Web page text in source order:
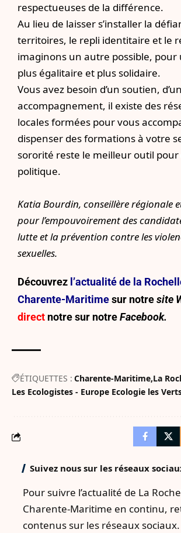
respectueuses de la différence.
Au lieu de laisser s’installer la
territoires, le repli identitaire et le
imaginons un autre possible, pour
plus égalitaire et plus solidaire.
Vous avez besoin d’un soutien, d’un
accompagnement, il existe des
locales formées pour vous
dispenser des formations à votre
sororité reste le meilleur outil
politique.
Katia Bourdin, conseillère régionale
pour l’empouvoirement des
lutte et la prévention contre les
sexuelles.
Découvrez l’actualité de la
Charente-Maritimesur notresite
direct notre sur notreFacebook.
ÉTIQUETTES : Charente-Maritime La
Les Ecologistes - Europe Ecologie les
Suivez nous sur les réseaux
Pour suivre l’actualité de La
Charente-Maritime en continu,
contenus sur les réseaux sociaux.